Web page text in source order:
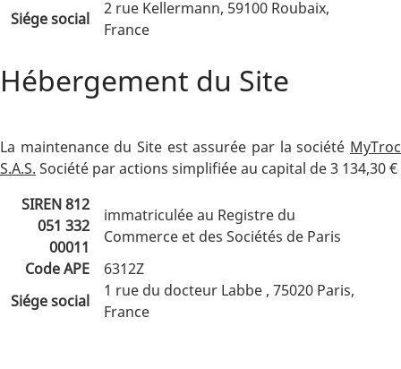
Siége social
2 rue Kellermann, 59100 Roubaix,
France
Hébergement du Site
La maintenance du Site est assurée par la société MyTroc
S.A.S. Société par actions simplifiée au capital de 3 134,30 €
SIREN 812
051 332
00011
immatriculée au Registre du
Commerce et des Sociétés de Paris
Code APE
6312Z
Siége social
1 rue du docteur Labbe , 75020 Paris,
France